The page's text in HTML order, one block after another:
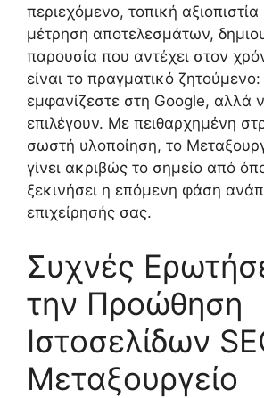
περιεχόμενο, τοπική
μέτρηση αποτελεσμάτων,
παρουσία που αντέχει στον
είναι το πραγματικό
εμφανίζεστε στη Google, αλλά
επιλέγουν. Με πειθαρχημένη
σωστή υλοποίηση, το
γίνει ακριβώς το σημείο από
ξεκινήσει η επόμενη φάση
επιχείρησής σας.
Συχνές
την Προώθηση
Ιστοσελίδων
Μεταξουργείο